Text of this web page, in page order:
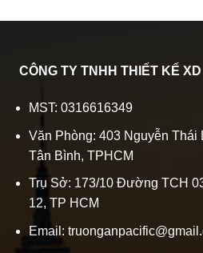
CÔNG TY TNHH THIẾT KẾ
MST: 0316616349
Văn Phòng: 403 Nguyễn
Tân Bình, TPHCM
Trụ Sở: 173/10 Đường TCH
12, TP HCM
Email: